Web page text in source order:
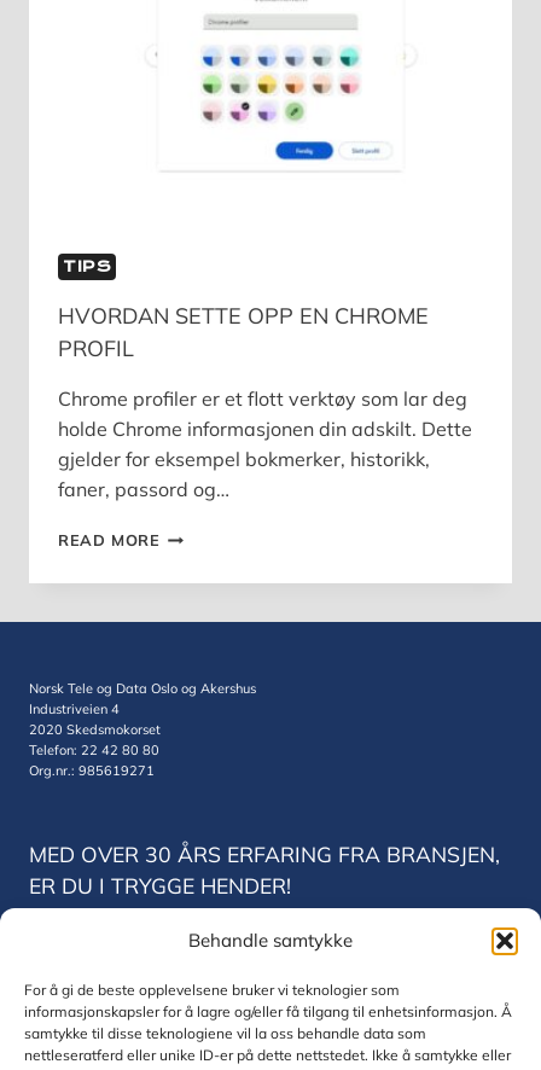
Behandle samtykke
For å gi de beste opplevelsene bruker vi teknologier som
informasjonskapsler for å lagre og/eller få tilgang til enhetsinformasjon. Å
samtykke til disse teknologiene vil la oss behandle data som
nettleseratferd eller unike ID-er på dette nettstedet. Ikke å samtykke eller
TIPS
HVORDAN SETTE OPP EN CHROME
PROFIL
Chrome profiler er et flott verktøy som lar deg
holde Chrome informasjonen din adskilt. Dette
gjelder for eksempel bokmerker, historikk,
faner, passord og…
READ MORE HVORDAN
OPP
Norsk Tele og Data Oslo og Akershus
Industriveien 4
2020 Skedsmokorset
Telefon: 22 42 80 80
Org.nr.: 985619271
MED OVER 30 ÅRS ERFARING FRA BRANSJEN,
ER DU I TRYGGE HENDER!
Norsk Tele og Data Trondheim
7075 Trondheim
Telefon: 22 42 80 80
Org.nr.: 830771832